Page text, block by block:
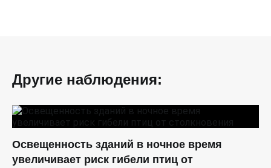
Другие наблюдения:
Освещенность зданий в ночное время
увеличивает риск гибели птиц от